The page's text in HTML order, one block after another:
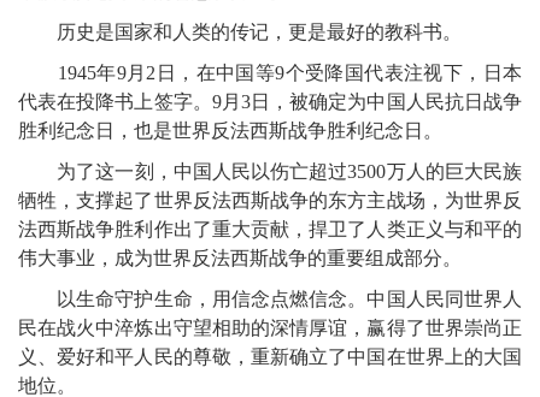
历史是国家和人类的传记，更是最好的教科书。
1945年9月2日，在中国等9个受降国代表注视下，日本
代表在投降书上签字。9月3日，被确定为中国人民抗日战争
胜利纪念日，也是世界反法西斯战争胜利纪念日。
为了这一刻，中国人民以伤亡超过3500万人的巨大民族
牺牲，支撑起了世界反法西斯战争的东方主战场，为世界反
法西斯战争胜利作出了重大贡献，捍卫了人类正义与和平的
伟大事业，成为世界反法西斯战争的重要组成部分。
以生命守护生命，用信念点燃信念。中国人民同世界人
民在战火中淬炼出守望相助的深情厚谊，赢得了世界崇尚正
义、爱好和平人民的尊敬，重新确立了中国在世界上的大国
地位。